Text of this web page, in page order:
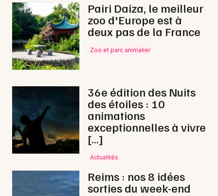
Newsletter des sorties
Artistes en tournée
Magazine dans la Marne
Pairi Daiza, le meilleur
zoo d'Europe est à
deux pas de la France
Zoo et parc animalier
36e édition des Nuits
des étoiles : 10
animations
exceptionnelles à vivre
[…]
Actualités
Reims : nos 8 idées
sorties du week-end